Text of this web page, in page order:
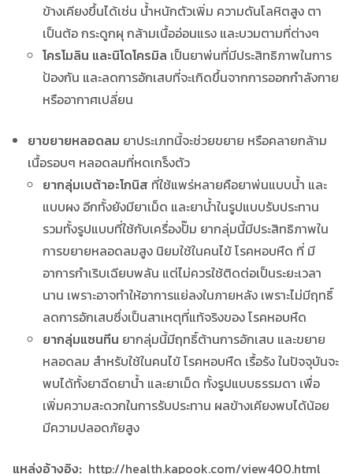
ข้างเคียงขึ้นได้เช่น น้ำหนักตัวเพิ่ม ความดันโลหิตสูง ตา
เป็นต้อ กระดูกผุ กล้ามเนื้ออ่อนแรง และบวมตามที่ต่างๆ
โครโมลิน และนิโดโครมิล เป็นยาพ่นที่มีประสิทธิภาพในการ
ป้องกัน และลดการอักเสบที่จะเกิดขึ้นจากการออกกำลังกาย
หรืออากาศเปลี่ยน
ยาขยายหลอดลม ยาประเภทนี้จะช่วยขยาย หรือคลายกล้าม
เนื้อรอบๆ หลอดลมที่หดเกร็งตัว
ยากลุ่มเบต้าอะโกนิส ที่ใช้แพร่หลายคือยาพ่นแบบน้ำ และ
แบบผง อีกทั้งยังมียาเม็ด และยาน้ำในรูปแบบรับประทาน
รวมทั้งรูปแบบที่ใช้กับเครื่องปั๊ม ยากลุ่มนี้มีประสิทธิภาพใน
การขยายหลอดลมสูง นิยมใช้ในคนไข้ โรคหอบหืด ที่ มี
อาการกำเริบเฉียบพลัน แต่ไม่ควรใช้ติดต่อเป็นระยะเวลา
นาน เพราะอาจทำให้อาการแย่ลงในภายหลัง เพราะไม่มีฤทธิ์
ลดการอักเสบซึ่งเป็นสาเหตุที่แท้จริงของ โรคหอบหืด
ยากลุ่มแซนทีน ยากลุ่มนี้มีฤทธิ์ต้านการอักเสบ และขยาย
หลอดลม สำหรับใช้ในคนไข้ โรคหอบหืด เรื้อรัง ในปัจจุบันจะ
พบได้ทั้งยาฉีดยาน้ำ และยาเม็ด ทั้งรูปแบบธรรมดา เพื่อ
เพิ่มความสะดวกในการรับประทาน ผลข้างเคียงพบได้น้อย
มีความปลอดภัยสูง
แหล่งอ้างอิง: http://health.kapook.com/view400.html